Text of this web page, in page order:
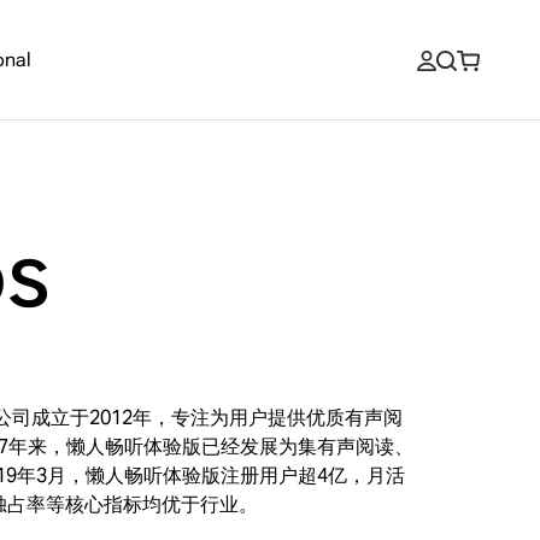
成立于2012年，专注为用户提供优质有声阅
来，懒人畅听体验版已经发展为集有声阅读、
年3月，懒人畅听体验版注册用户超4亿，月活
率等核心指标均优于行业。